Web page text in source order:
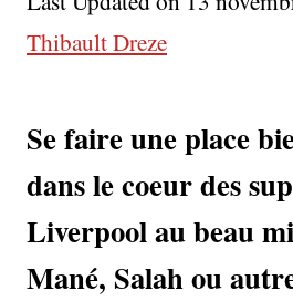
Thibault Dreze
Se faire une place
dans le coeur des
Liverpool au beau
Mané, Salah ou